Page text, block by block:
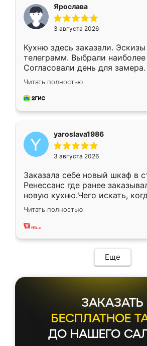
Ярослава
3 августа 2026
Кухню здесь заказали.
телеграмм. Выбрали
Согласовали день для
недели кухня была уже
довольны работой. Спасибо
мебель за качественную
Читать полностью
yaroslava1986
3 августа 2026
Заказала себе новый шкаф в
Ренессанс где ранее
новую кухню.Чего искать,
вполне довольна. Служит
два года, нареканий нет.
Читать полностью
Еще
ЗАКАЗАТЬ
БЕСПЛАТНОЕ
ДО НАШЕГО